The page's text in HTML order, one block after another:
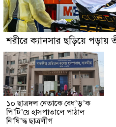
শরীরে ক্যানসার ছড়িয়ে পড়ায়
১০ ছাত্রদল নেতাকে বেধ’ড়’ক
পি’টি’য়ে হাসপাতালে পাঠাল
নি’ষি’দ্ধ ছাত্রলীগ